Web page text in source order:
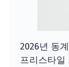
2026년 동
프리스타일